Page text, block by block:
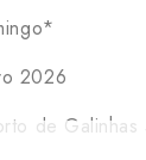
2026
de Galinhas